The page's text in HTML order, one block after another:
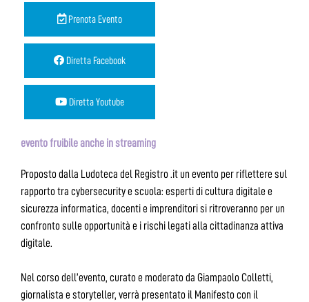
Prenota Evento
Diretta Facebook
Diretta Youtube
evento fruibile anche in streaming
Proposto dalla Ludoteca del Registro .it un evento per riflettere sul
rapporto tra cybersecurity e scuola: esperti di cultura digitale e
sicurezza informatica, docenti e imprenditori si ritroveranno per un
confronto sulle opportunità e i rischi legati alla cittadinanza attiva
digitale.
Nel corso dell’evento, curato e moderato da Giampaolo Colletti,
giornalista e storyteller, verrà presentato il Manifesto con il